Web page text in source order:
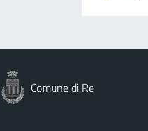
Comune di Re